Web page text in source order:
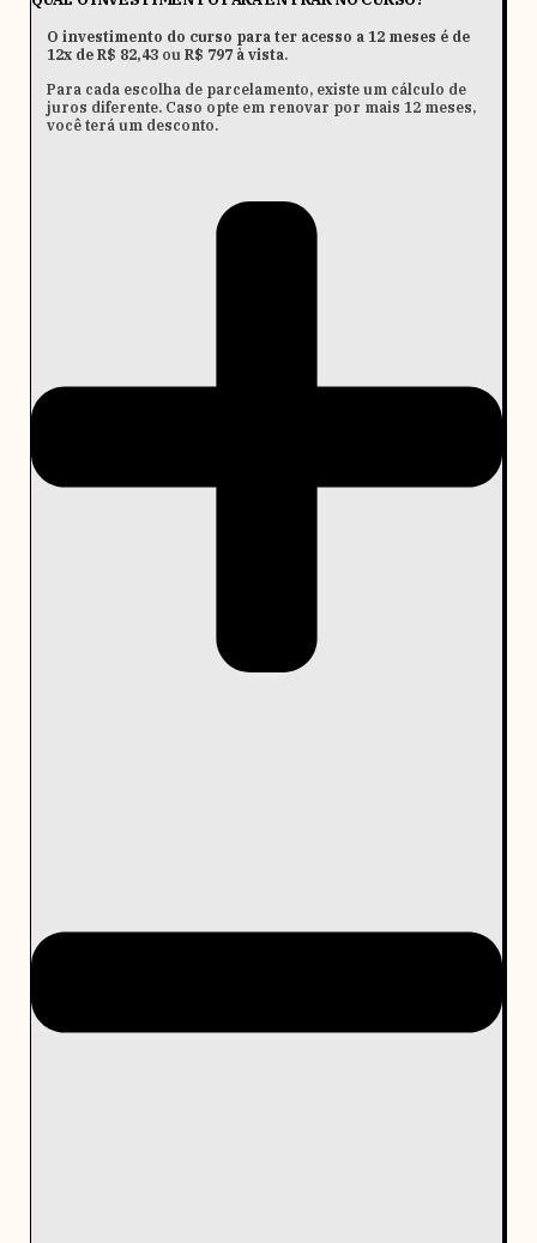
O investimento do curso para ter acesso a 12 meses é de
12x de R$ 82,43 ou R$ 797 à vista.
Para cada escolha de parcelamento, existe um cálculo de
juros diferente. Caso opte em renovar por mais 12 meses,
você terá um desconto.